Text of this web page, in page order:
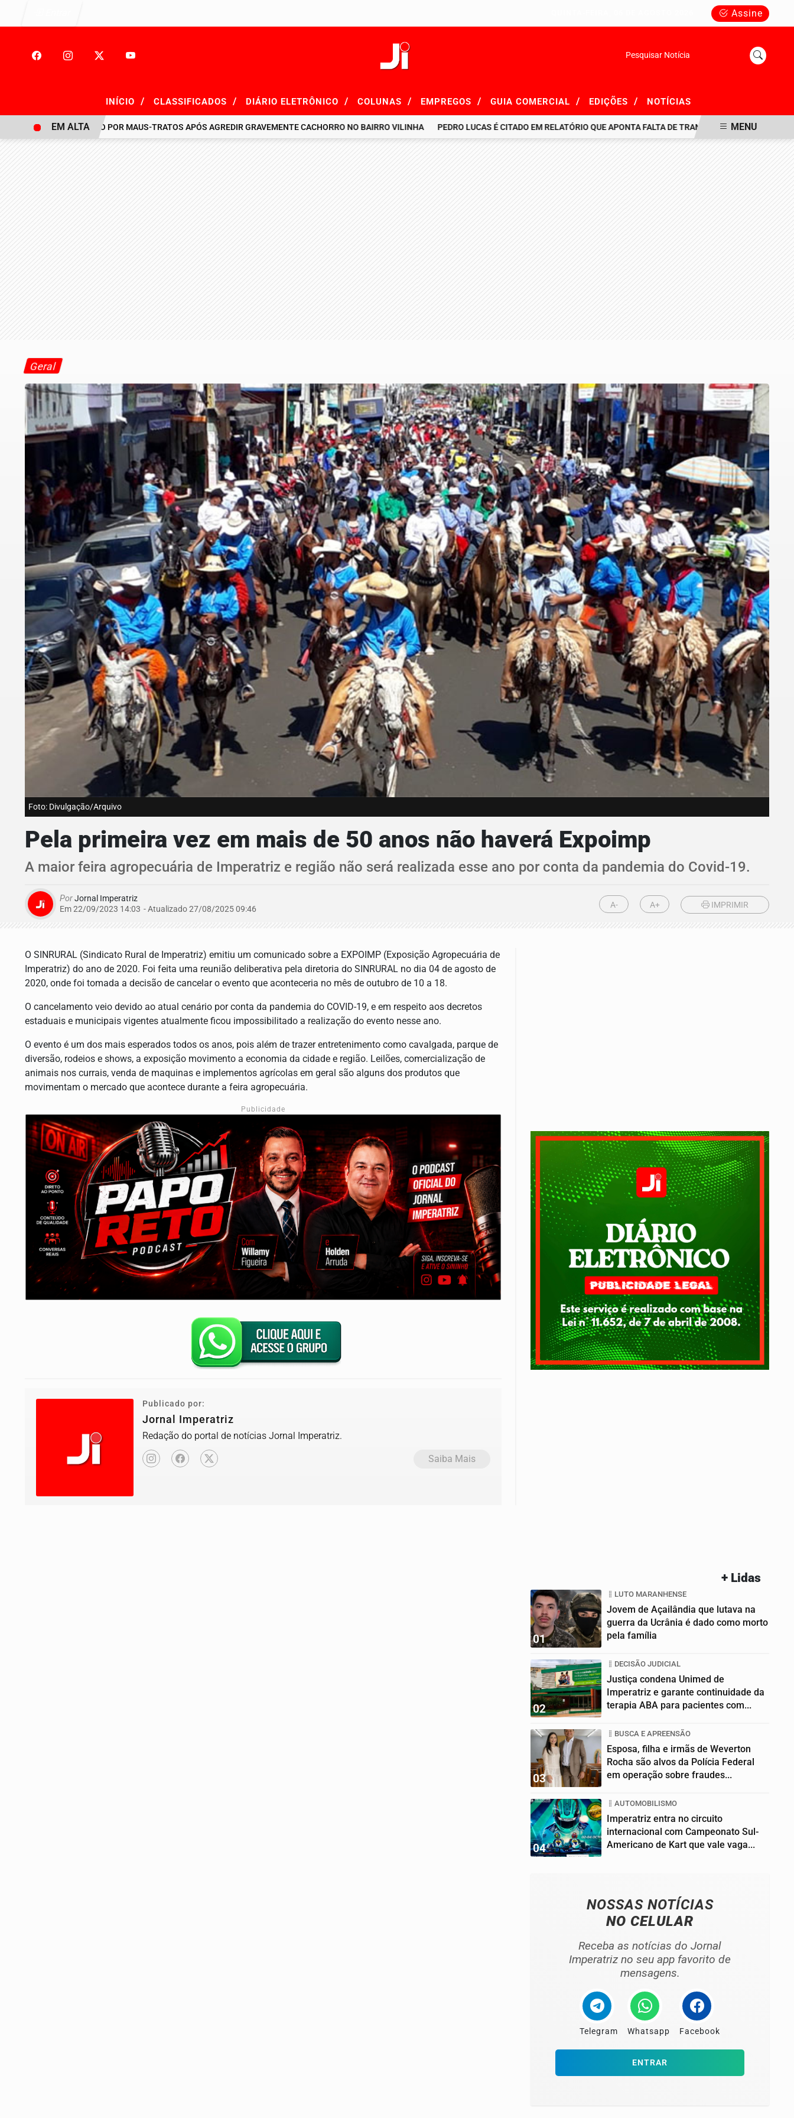
Assine
Pesquisar Notícia
INÍCIO / CLASSIFICADOS / DIÁRIO ELETRÔNICO / COLUNAS / EMPREGOS / GUIA COMERCIAL / EDIÇÕES / NOTÍCIAS
HOMEM É PRESO POR MAUS-TRATOS APÓS AGREDIR GRAVEMENTE CACHORRO NO BAIRRO VILINHA PEDRO LUCAS É CITADO EM RELATÓRIO QUE APONTA FALTA DE TRANSPARÊNCIA EM R$ 716
EM ALTA MENU
Geral
Foto: Divulgação/Arquivo
Pela primeira vez em mais de 50 anos não haverá Expoimp
A maior feira agropecuária de Imperatriz e região não será realizada esse ano por conta da pandemia do Covid-19.
PorJornal Imperatriz
Em 22/09/2023 14:03 - Atualizado27/08/2025 09:46 A- A+ IMPRIMIR
O SINRURAL (Sindicato Rural de Imperatriz) emitiu um comunicado sobre a EXPOIMP (Exposição Agropecuária de
Imperatriz) do ano de 2020. Foi feita uma reunião deliberativa pela diretoria do SINRURAL no dia 04 de agosto de
2020, onde foi tomada a decisão de cancelar o evento que aconteceria no mês de outubro de 10 a 18.
O cancelamento veio devido ao atual cenário por conta da pandemia do COVID-19, e em respeito aos decretos
estaduais e municipais vigentes atualmente ficou impossibilitado a realização do evento nesse ano.
O evento é um dos mais esperados todos os anos, pois além de trazer entretenimento como cavalgada, parque de
diversão, rodeios e shows, a exposição movimento a economia da cidade e região. Leilões, comercialização de
animais nos currais, venda de maquinas e implementos agrícolas em geral são alguns dos produtos que
movimentam o mercado que acontece durante a feira agropecuária.
Publicidade
Publicado por:
Jornal Imperatriz
Redação do portal de notícias Jornal Imperatriz.
Saiba Mais
+ Lidas
01
LUTO MARANHENSE
Jovem de Açailândia que lutava na
guerra da Ucrânia é dado como morto
pela família
02
DECISÃO JUDICIAL
Justiça condena Unimed de
Imperatriz e garante continuidade da
terapia ABA para pacientes com...
03
BUSCA E APREENSÃO
Esposa, filha e irmãs de Weverton
Rocha são alvos da Polícia Federal
em operação sobre fraudes...
04
AUTOMOBILISMO
Imperatriz entra no circuito
internacional com Campeonato Sul-
Americano de Kart que vale vaga...
NOSSAS NOTÍCIAS
NO CELULAR
Receba as notícias do Jornal
Imperatriz no seu app favorito de
mensagens.
Telegram Whatsapp Facebook
ENTRAR